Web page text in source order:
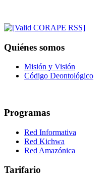
Quiénes somos
Misión y Visión
Código Deontológico
Programas
Red Informativa
Red Kichwa
Red Amazónica
Tarifario